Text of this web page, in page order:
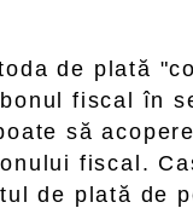
de plată
fiscal în
să
fiscal.
de plată de